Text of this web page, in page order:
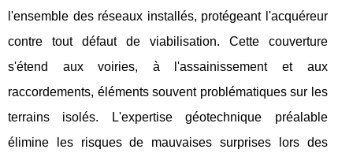
l'ensemble des réseaux installés, protégeant l'acquéreur
contre tout défaut de viabilisation. Cette couverture
s'étend aux voiries, à l'assainissement et aux
raccordements, éléments souvent problématiques sur les
terrains isolés. L'expertise géotechnique préalable
élimine les risques de mauvaises surprises lors des